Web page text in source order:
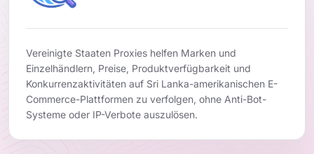
Vereinigte Staaten Proxies helfen Marken und
Einzelhändlern, Preise, Produktverfügbarkeit und
Konkurrenzaktivitäten auf Sri Lanka-amerikanischen E-
Commerce-Plattformen zu verfolgen, ohne Anti-Bot-
Systeme oder IP-Verbote auszulösen.